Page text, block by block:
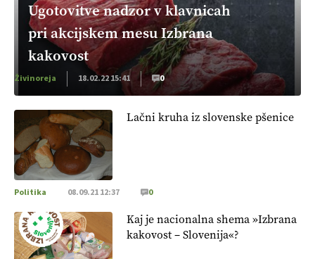
Ugotovitve nadzor v klavnicah
pri akcijskem mesu Izbrana
kakovost
Živinoreja 18.02.22 15:41 0
Lačni kruha iz slovenske pšenice
Politika 08.09.21 12:37 0
Kaj je nacionalna shema »Izbrana
kakovost – Slovenija«?